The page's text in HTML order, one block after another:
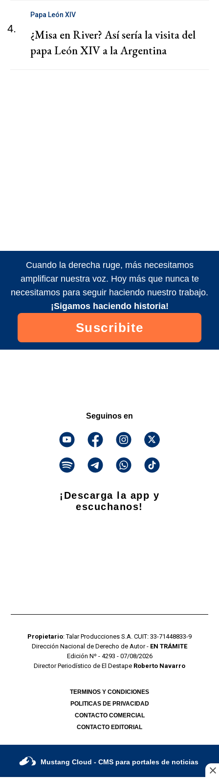
4.
Papa León XIV
¿Misa en River? Así sería la visita del
papa León XIV a la Argentina
Cuando la derecha ruge, más necesitamos
amplificar nuestra voz. Hoy más que nunca te
necesitamos para seguir haciendo nuestro trabajo.
¡Sigamos haciendo historia!
Suscribite
Seguinos en
¡Descarga la app y
escuchanos!
Propietario: Talar Producciones S.A. CUIT: 33-71448833-9
Dirección Nacional de Derecho de Autor - EN TRÁMITE
Edición Nº - 4293 - 07/08/2026
Director Periodístico de El Destape Roberto Navarro
TERMINOS Y CONDICIONES
POLITICAS DE PRIVACIDAD
CONTACTO COMERCIAL
CONTACTO EDITORIAL
Mustang Cloud - CMS para portales de noticias